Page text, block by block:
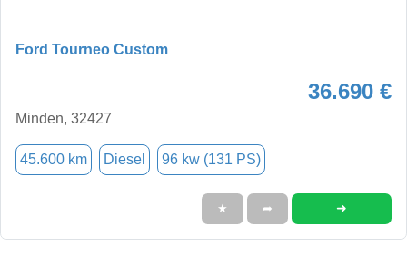
Ford Tourneo Custom
36.690 €
Minden, 32427
45.600 km Diesel 96 kw (131 PS)
★ ➦ ➜